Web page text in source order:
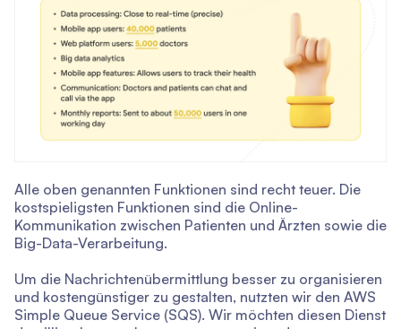
Alle oben genannten Funktionen sind recht teuer. Die
kostspieligsten Funktionen sind die Online-
Kommunikation zwischen Patienten und Ärzten sowie die
Big-Data-Verarbeitung.
Um die Nachrichtenübermittlung besser zu organisieren
und kostengünstiger zu gestalten, nutzten wir den AWS
Simple Queue Service (SQS). Wir möchten diesen Dienst